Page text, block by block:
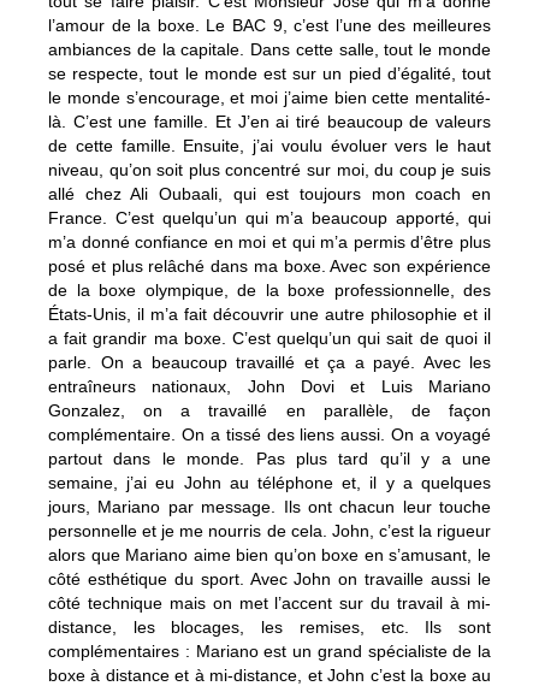
l’amour de la boxe. Le BAC 9, c’est l’une des meilleures
ambiances de la capitale. Dans cette salle, tout le monde
se respecte, tout le monde est sur un pied d’égalité, tout
le monde s’encourage, et moi j’aime bien cette mentalité-
là. C’est une famille. Et J’en ai tiré beaucoup de valeurs
de cette famille. Ensuite, j’ai voulu évoluer vers le haut
niveau, qu’on soit plus concentré sur moi, du coup je suis
allé chez Ali Oubaali, qui est toujours mon coach en
France. C’est quelqu’un qui m’a beaucoup apporté, qui
m’a donné confiance en moi et qui m’a permis d’être plus
posé et plus relâché dans ma boxe. Avec son expérience
de la boxe olympique, de la boxe professionnelle, des
États-Unis, il m’a fait découvrir une autre philosophie et il
a fait grandir ma boxe. C’est quelqu’un qui sait de quoi il
parle. On a beaucoup travaillé et ça a payé. Avec les
entraîneurs nationaux, John Dovi et Luis Mariano
Gonzalez, on a travaillé en parallèle, de façon
complémentaire. On a tissé des liens aussi. On a voyagé
partout dans le monde. Pas plus tard qu’il y a une
semaine, j’ai eu John au téléphone et, il y a quelques
jours, Mariano par message. Ils ont chacun leur touche
personnelle et je me nourris de cela. John, c’est la rigueur
alors que Mariano aime bien qu’on boxe en s’amusant, le
côté esthétique du sport. Avec John on travaille aussi le
côté technique mais on met l’accent sur du travail à mi-
distance, les blocages, les remises, etc. Ils sont
complémentaires : Mariano est un grand spécialiste de la
boxe à distance et à mi-distance, et John c’est la boxe au